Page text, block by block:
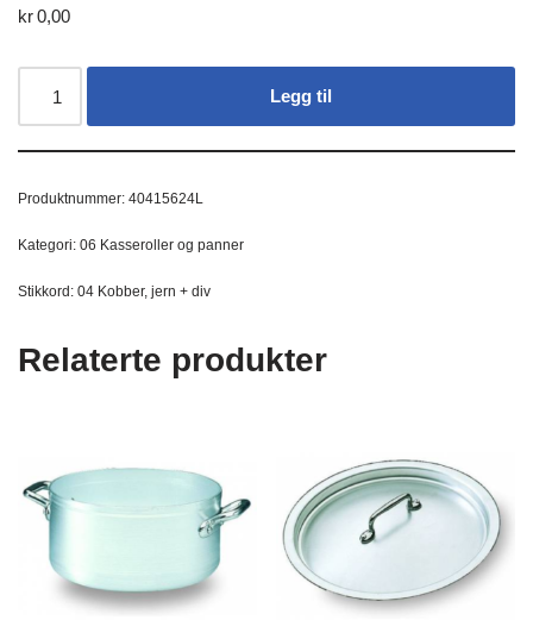
kr0,00
Legg til
Produktnummer: 40415624L
Kategori: 06 Kasseroller og panner
Stikkord: 04 Kobber, jern + div
Relaterte produkter